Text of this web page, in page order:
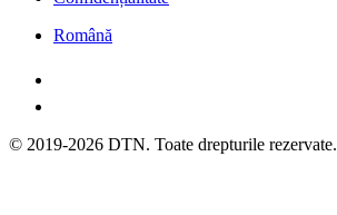
Română
© 2019-2026 DTN. Toate drepturile rezervate.